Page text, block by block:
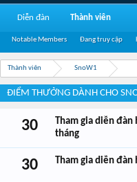
Thành viên SnoW1
ĐIỂM THƯỞNG DÀNH CHO
30
Tham gia diễn đàn
tháng
30 Tham gia diễn đàn
Diễn đàn Thành viên
Notable Members Đang truy cập